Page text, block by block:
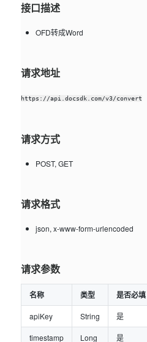
接口描述
OFD转成Word
请求地址
https://api.docsdk.com/v3/convert
请求方式
POST, GET
请求格式
json, x-www-form-urlencoded
请求参数
名称 类型 是否必填
apiKey String 是
timestamp Long 是